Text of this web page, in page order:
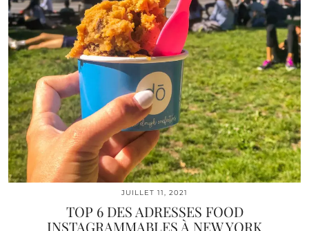
JUILLET 11, 2021
TOP 6 DES ADRESSES FOOD
INSTAGRAMMABLES À NEW YORK